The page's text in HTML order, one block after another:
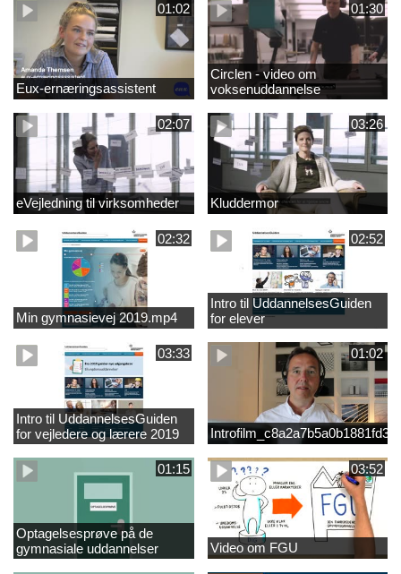
01:02
Eux-ernæringsassistent
01:30
Circlen - video om
voksenuddannelse
02:07
eVejledning til virksomheder
03:26
Kluddermor
02:32
Min gymnasievej 2019.mp4
02:52
Intro til UddannelsesGuiden
for elever
03:33
Intro til UddannelsesGuiden
for vejledere og lærere 2019
01:02
01:15
Optagelsesprøve på de
gymnasiale uddannelser
03:52
Video om FGU